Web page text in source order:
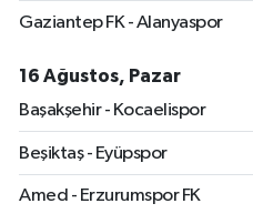
Gaziantep FK - Alanyaspor
16 Ağustos, Pazar
Başakşehir - Kocaelispor
Beşiktaş - Eyüpspor
Amed - Erzurumspor FK